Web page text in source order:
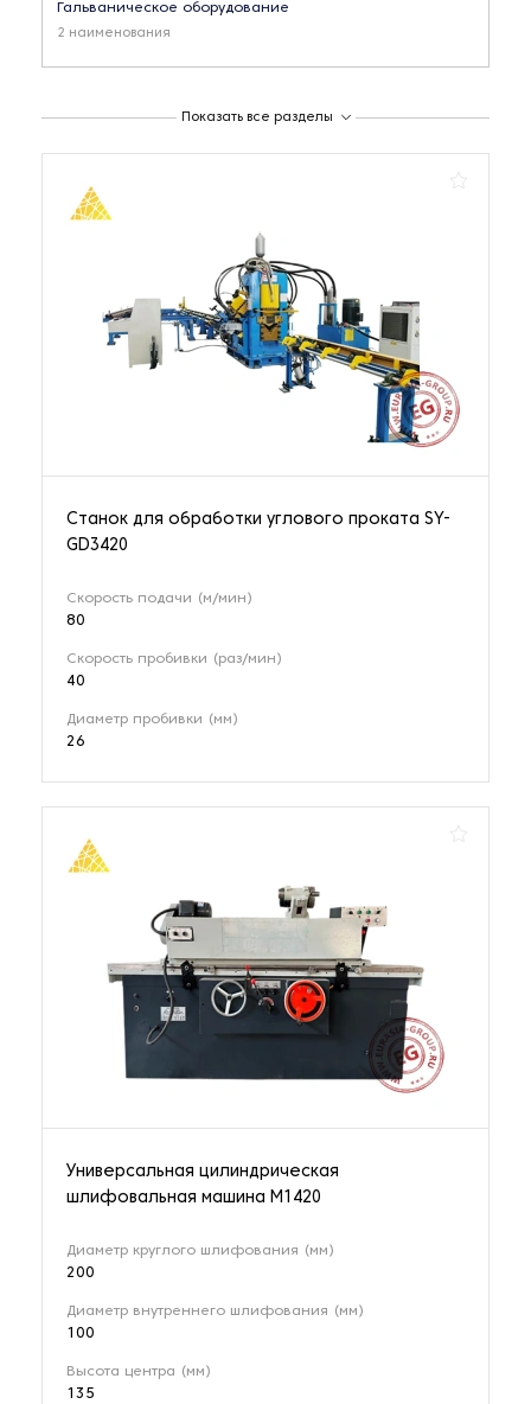
Гальваническое оборудование
2 наименования
Долбежное оборудование
Заточное оборудование
Зубодолбежные станки
1 наименование
Комбинированные токарные станки
Координатно-шлифовальные станки
9 наименований
1 наименование
Ленточнопильные станки
9 наименований
Оборудование для выпрямления двутавровых балок
Оборудование для гальванизации
Показать все разделы
Станок для обработки углового проката SY-
GD3420
Скорость подачи (м/мин)
80
Скорость пробивки (раз/мин)
40
Диаметр пробивки (мм)
26
Универсальная цилиндрическая
шлифовальная машина M1420
Диаметр круглого шлифования (мм)
200
Диаметр внутреннего шлифования (мм)
100
Высота центра (мм)
135